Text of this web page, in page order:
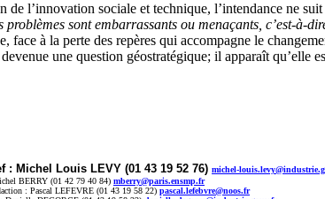
de l’innovation sociale et technique, l’intendance ne
problèmes sont embarrassants ou menaçants, c’est-à-
face à la perte des repères qui accompagne le
une question géostratégique; il apparaît qu’elle
: Michel Louis LEVY (01 43 19 52 76) michel-
BERRY (01 42 79 40 84) mberry@paris.ensmp.fr
: Pascal LEFEVRE (01 43 19 58 22) pascal.lefebvre@noos.fr